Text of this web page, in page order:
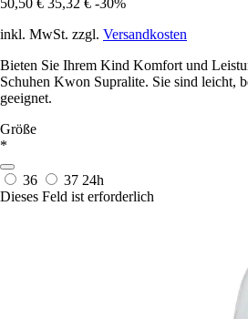
50,50 € 35,32 € -30%
inkl. MwSt. zzgl. Versandkosten
Bieten Sie Ihrem Kind Komfort und
Schuhen Kwon Supralite. Sie sind leicht,
geeignet.
Größe
*
36 37 24h
Dieses Feld ist erforderlich